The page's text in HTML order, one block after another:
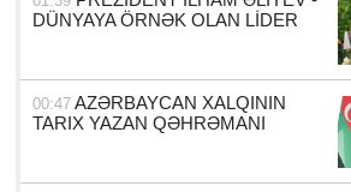
DÜNYAYA ÖRNƏK OLAN LİDER
00:47 AZƏRBAYCAN XALQININ
TARIX YAZAN QƏHRƏMANI